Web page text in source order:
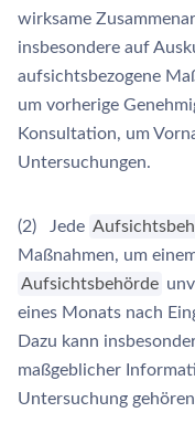
wirksame
insbesondere auf
aufsichtsbezogene
um vorherige
Konsultation, um
Untersuchungen.
(2) Jede
Maßnahmen, um
Aufsichtsbehörde
eines Monats nach
Dazu kann
maßgeblicher
Untersuchung